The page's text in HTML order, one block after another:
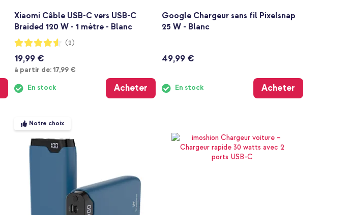
Xiaomi Câble USB-C vers USB-C
Braided 120 W - 1 mètre - Blanc
Notation:
90%
(2)
19,99 €
à partir de: À partir de
17,99 €
En stock Acheter
Google Chargeur sans fil Pixelsnap
25 W - Blanc
49,99 €
En stock Acheter
Notre choix